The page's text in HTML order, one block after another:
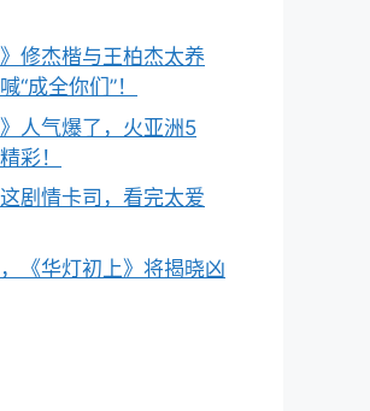
》修杰楷与王柏杰太养
“成全你们”！
》人气爆了，火亚洲5
彩！
剧情卡司，看完太爱
《华灯初上》将揭晓凶